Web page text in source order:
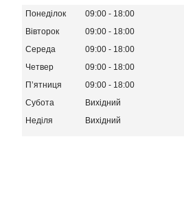
Понеділок 09:00
18:00
Вівторок
09:00
18:00
Середа
09:00
18:00
Четвер
09:00
18:00
Пʼятниця
09:00
18:00
Субота
Вихідний
Неділя
Вихідний